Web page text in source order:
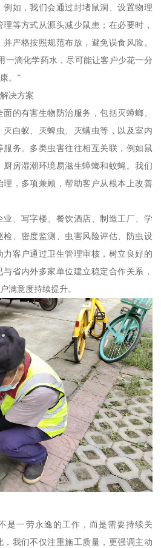
如，我们会通过封堵鼠洞、设置物理
等方式从源头减少鼠患；在必要时，
严格按照规范布放，避免误食风险。
一滴化学药水，尽可能让客户少花一分
。”
决方案
的有害生物防治服务，包括灭蟑螂、
灭白蚁、灭蜱虫、灭螨虫等，以及室内
务。多类虫害往往相互关联，例如鼠
房湿潮环境易滋生蟑螂和蚊蝇。我们
，多项兼顾，帮助客户从根本上改善
、写字楼、餐饮酒店、制造工厂、学
、密度监测、虫害风险评估、防虫设
客户通过卫生管理审核，树立良好的
省内外多家单位建立稳定合作关系，
满意度持续提升。
是一劳永逸的工作，而是需要持续关
我们不仅注重施工质量，更强调主动